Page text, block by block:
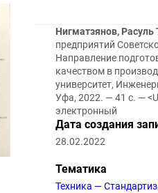
Нигматзянов, Расуль
предприятий
Направление
качеством в
университет,
Уфа, 2022. — 41 с. —
электронный
Дата создания
28.02.2022
Тематика
Техника —